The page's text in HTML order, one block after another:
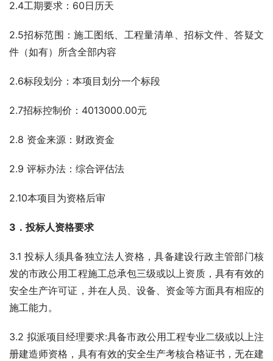
2.4工期要求：60日历天
2.5招标范围：施工图纸、工程量清单、招标文件、答疑文
件（如有）所含全部内容
2.6标段划分：本项目划分一个标段
2.7招标控制价：4013000.00元
2.8 资金来源：财政资金
2.9 评标办法：综合评估法
2.10本项目为资格后审
3．投标人资格要求
3.1 投标人须具备独立法人资格，具备建设行政主管部门核
发的市政公用工程施工总承包三级或以上资质，具有有效的
安全生产许可证，并在人员、设备、资金等方面具有相应的
施工能力。
3.2 拟派项目经理要求:具备市政公用工程专业二级或以上注
册建造师资格，具有有效的安全生产考核合格证书，无在建